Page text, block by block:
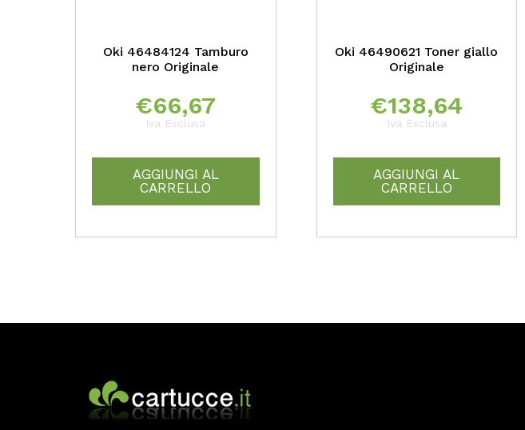
Oki 46484124 Tamburo
nero Originale
€66,67
Iva Esclusa
AGGIUNGI AL
CARRELLO
Oki 46490621 Toner giallo
Originale
€138,64
Iva Esclusa
AGGIUNGI AL
CARRELLO